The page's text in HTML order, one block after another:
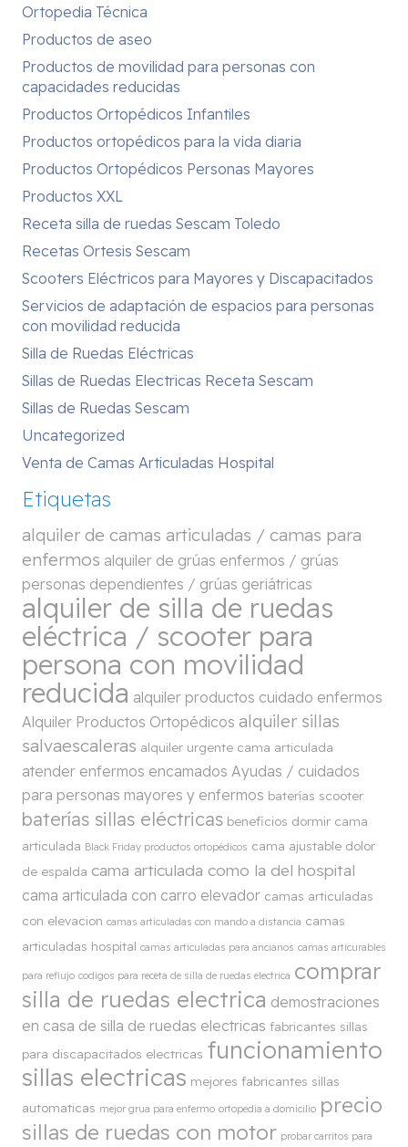
Ortopedia Técnica
Productos de aseo
Productos de movilidad para personas con
capacidades reducidas
Productos Ortopédicos Infantiles
Productos ortopédicos para la vida diaria
Productos Ortopédicos Personas Mayores
Productos XXL
Receta silla de ruedas Sescam Toledo
Recetas Ortesis Sescam
Scooters Eléctricos para Mayores y Discapacitados
Servicios de adaptación de espacios para personas
con movilidad reducida
Silla de Ruedas Eléctricas
Sillas de Ruedas Electricas Receta Sescam
Sillas de Ruedas Sescam
Uncategorized
Venta de Camas Articuladas Hospital
Etiquetas
alquiler de camas articuladas / camas para
enfermos alquiler de grúas enfermos / grúas
personas dependientes / grúas geriátricas
alquiler de silla de ruedas
eléctrica / scooter para
persona con movilidad
reducida alquiler productos cuidado enfermos
Alquiler Productos Ortopédicos alquiler sillas
salvaescaleras alquiler urgente cama articulada
atender enfermos encamados Ayudas / cuidados
para personas mayores y enfermos baterías scooter
baterías sillas eléctricas beneficios dormir cama
articulada Black Friday productos ortopédicos cama ajustable dolor
de espalda cama articulada como la del hospital
cama articulada con carro elevador camas articuladas
con elevacion camas articuladas con mando a distancia camas
articuladas hospital camas articuladas para ancianos camas articurables
para reflujo codigos para receta de silla de ruedas electrica comprar
silla de ruedas electrica demostraciones
en casa de silla de ruedas electricas fabricantes sillas
para discapacitados electricas funcionamiento
sillas electricas mejores fabricantes sillas
automaticas mejor grua para enfermo ortopedia a domicilio precio
sillas de ruedas con motor probar carritos para